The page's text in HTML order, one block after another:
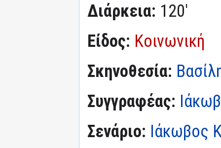
Διάρκεια: 120'
Είδος: Κοινωνική
Σκηνοθεσία:
Συγγραφέας:
Σενάριο: Ιάκωβος